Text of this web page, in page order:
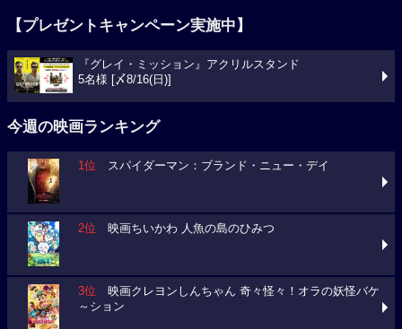
【プレゼントキャンペーン実施中】
『グレイ・ミッション』アクリルスタンド
5名様 [〆8/16(日)]
今週の映画ランキング
1位 スパイダーマン：ブランド・ニュー・デイ
2位 映画ちいかわ 人魚の島のひみつ
3位 映画クレヨンしんちゃん 奇々怪々！オラの妖怪バケ
～ション